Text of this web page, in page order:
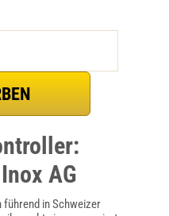
AG
führend in Schweizer